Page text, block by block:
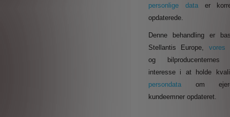
personlige data er
opdaterede.
Denne behandling er
Stellantis Europe, vores
og
interesse i at holde
persondata om
kundeemner opdateret.